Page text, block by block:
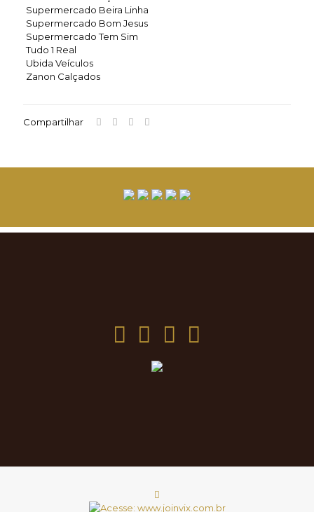
Supermercado Beira Linha
Supermercado Bom Jesus
Supermercado Tem Sim
Tudo 1 Real
Ubida Veículos
Zanon Calçados
Compartilhar